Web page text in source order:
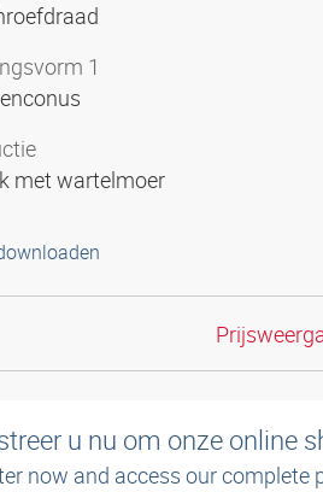
1
met wartelmoer
u nu om onze online
now and access our complete